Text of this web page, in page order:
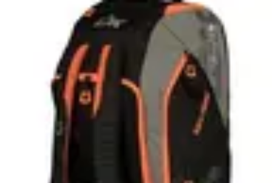
Estrategias de ContenidoCreación de
Estrategias de contenido Contenido Digital
Publica y Comparte